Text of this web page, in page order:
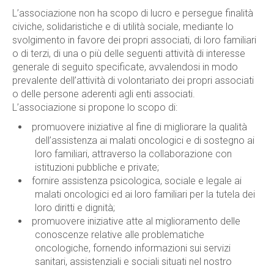
L’associazione non ha scopo di lucro e persegue finalità
civiche, solidaristiche e di utilità sociale, mediante lo
svolgimento in favore dei propri associati, di loro familiari
o di terzi, di una o più delle seguenti attività di interesse
generale di seguito specificate, avvalendosi in modo
prevalente dell’attività di volontariato dei propri associati
o delle persone aderenti agli enti associati.
L’associazione si propone lo scopo di:
promuovere iniziative al fine di migliorare la qualità
dell’assistenza ai malati oncologici e di sostegno ai
loro familiari, attraverso la collaborazione con
istituzioni pubbliche e private;
fornire assistenza psicologica, sociale e legale ai
malati oncologici ed ai loro familiari per la tutela dei
loro diritti e dignità;
promuovere iniziative atte al miglioramento delle
conoscenze relative alle problematiche
oncologiche, fornendo informazioni sui servizi
sanitari, assistenziali e sociali situati nel nostro